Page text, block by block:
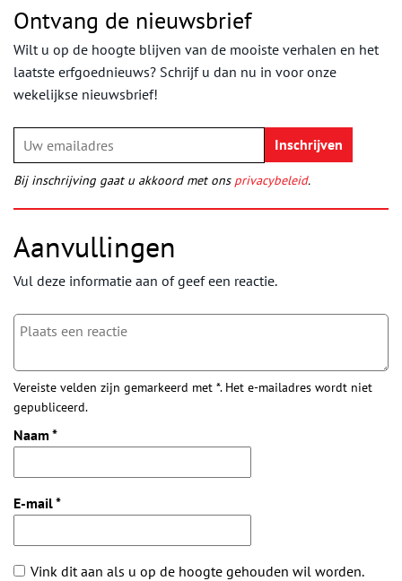
Ontvang de nieuwsbrief
Wilt u op de hoogte blijven van de mooiste verhalen en het
laatste erfgoednieuws? Schrijf u dan nu in voor onze
wekelijkse nieuwsbrief!
Bij inschrijving gaat u akkoord met ons privacybeleid.
Aanvullingen
Vul deze informatie aan of geef een reactie.
Vereiste velden zijn gemarkeerd met *. Het e-mailadres wordt niet
gepubliceerd.
Naam *
E-mail*
Vink dit aan als u op de hoogte gehouden wil worden.